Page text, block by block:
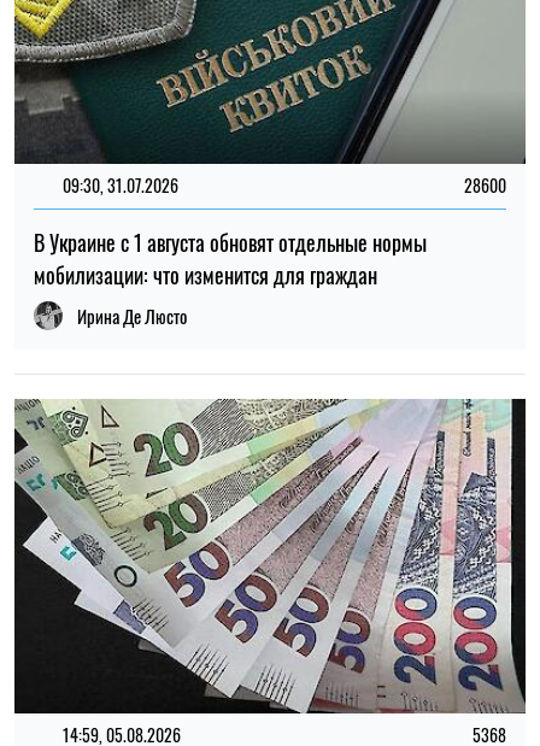
14:59, 05.08.2026
В Украине готовят пенсионную реформу: что изменится в
выплатах, накоплениях и специальных пенсиях
Ирина Де Люсто